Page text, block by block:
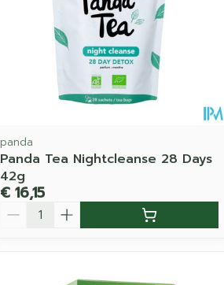
panda
Panda Tea Nightcleanse 28 Days
42g
€ 16,15
Aantal